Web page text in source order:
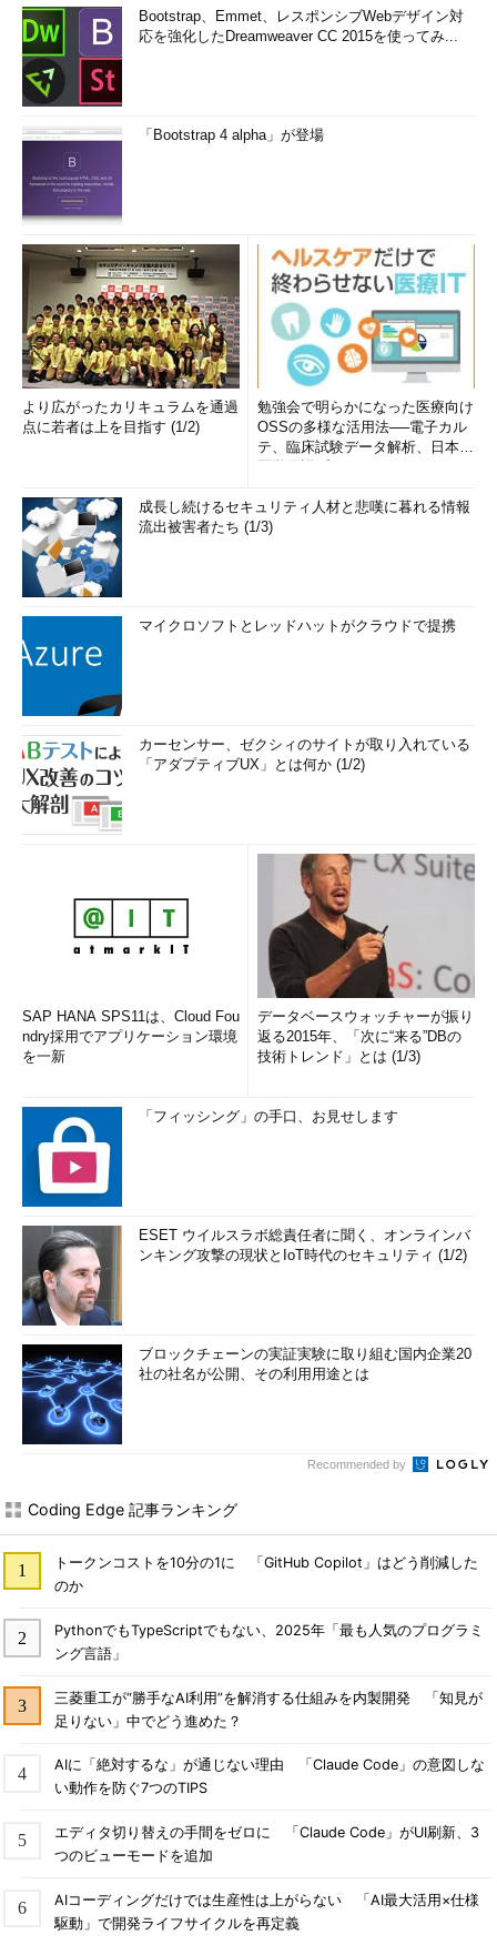
Bootstrap、Emmet、レスポンシブWebデザイン対
応を強化したDreamweaver CC 2015を使ってみ...
「Bootstrap 4 alpha」が登場
より広がったカリキュラムを通過
点に若者は上を目指す (1/2)
勉強会で明らかになった医療向け
OSSの多様な活用法──電子カル
テ、臨床試験データ解析、日本語
成長し続けるセキュリティ人材と悲嘆に暮れる情報
流出被害者たち (1/3)
マイクロソフトとレッドハットがクラウドで提携
カーセンサー、ゼクシィのサイトが取り入れている
「アダプティブUX」とは何か (1/2)
SAP HANA SPS11は、Cloud Fou
ndry採用でアプリケーション環境
を一新
データベースウォッチャーが振り
返る2015年、「次に“来る”DBの
技術トレンド」とは (1/3)
「フィッシング」の手口、お見せします
ESET ウイルスラボ総責任者に聞く、オンラインバ
ンキング攻撃の現状とIoT時代のセキュリティ (1/2)
ブロックチェーンの実証実験に取り組む国内企業20
社の社名が公開、その利用用途とは
Recommended by
Coding Edge 記事ランキング
トークンコストを10分の1に 「GitHub Copilot」はどう削減した
のか
PythonでもTypeScriptでもない、2025年「最も人気のプログラミ
ング言語」
三菱重工が“勝手なAI利用”を解消する仕組みを内製開発 「知見が
足りない」中でどう進めた？
AIに「絶対するな」が通じない理由 「Claude Code」の意図しな
い動作を防ぐ7つのTIPS
エディタ切り替えの手間をゼロに 「Claude Code」がUI刷新、3
つのビューモードを追加
AIコーディングだけでは生産性は上がらない 「AI最大活用×仕様
駆動」で開発ライフサイクルを再定義